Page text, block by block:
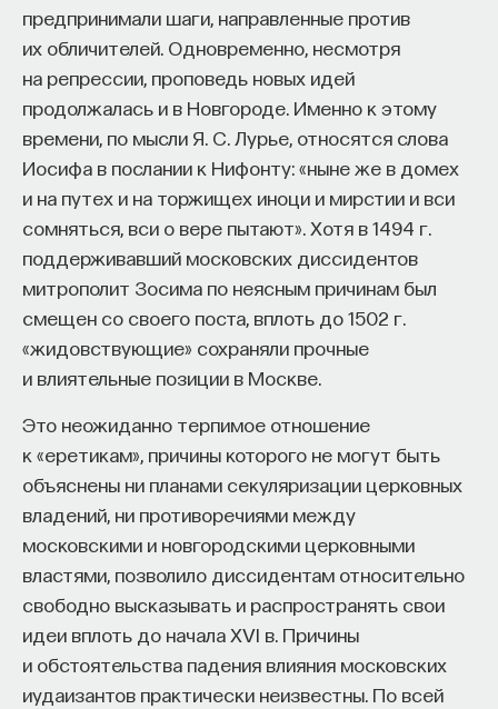
предпринимали шаги, направленные против
их обличителей. Одновременно, несмотря
на репрессии, проповедь новых идей
продолжалась и в Новгороде. Именно к этому
времени, по мысли Я. С. Лурье, относятся слова
Иосифа в послании к Нифонту: «ныне же в домех
и на путех и на торжищех иноци и мирстии и вси
сомняться, вси о вере пытают». Хотя в 1494 г.
поддерживавший московских диссидентов
митрополит Зосима по неясным причинам был
смещен со своего поста, вплоть до 1502 г.
«жидовствующие» сохраняли прочные
и влиятельные позиции в Москве.
Это неожиданно терпимое отношение
к «еретикам», причины которого не могут быть
объяснены ни планами секуляризации церковных
владений, ни противоречиями между
московскими и новгородскими церковными
властями, позволило диссидентам относительно
свободно высказывать и распространять свои
идеи вплоть до начала XVI в. Причины
и обстоятельства падения влияния московских
иудаизантов практически неизвестны. По всей